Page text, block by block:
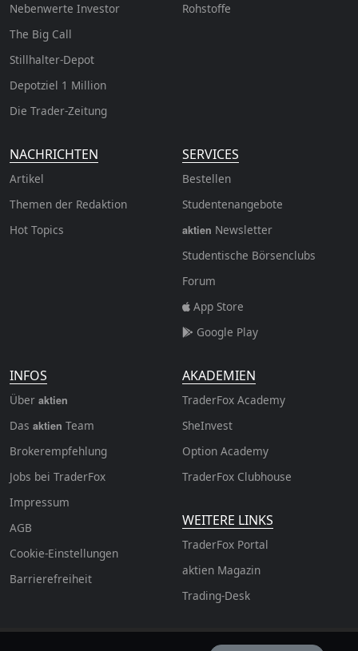
Nebenwerte Investor
The Big Call
Stillhalter-Depot
Depotziel 1 Million
Die Trader-Zeitung
Rohstoffe
NACHRICHTEN
Artikel
Themen der Redaktion
Hot Topics
SERVICES
Bestellen
Studentenangebote
aktien Newsletter
Studentische Börsenclubs
Forum
App Store
Google Play
INFOS
Über aktien
Das aktien Team
Brokerempfehlung
Jobs bei TraderFox
Impressum
AGB
Cookie-Einstellungen
Barrierefreiheit
AKADEMIEN
TraderFox Academy
SheInvest
Option Academy
TraderFox Clubhouse
WEITERE LINKS
TraderFox Portal
aktien Magazin
Trading-Desk